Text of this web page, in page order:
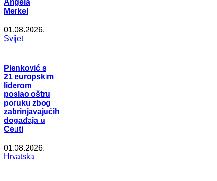
Angela
Merkel
01.08.2026.
Svijet
Plenković s
21 europskim
liderom
poslao oštru
poruku zbog
zabrinjavajućih
događaja u
Ceuti
01.08.2026.
Hrvatska